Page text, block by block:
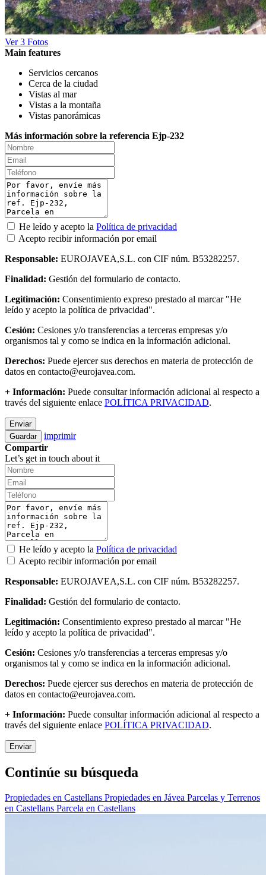
Ver 3 Fotos
Main features
Servicios cercanos
Cerca de la ciudad
Vistas al mar
Vistas a la montaña
Vistas panorámicas
Más información sobre la referencia Ejp-232
He leído y acepto la Política de privacidad
Acepto recibir información por email
Responsable: EUROJAVEA,S.L. con CIF núm. B53282257.
Finalidad: Gestión del formulario de contacto.
Legitimación: Consentimiento expreso prestado al marcar "He
leído y acepto la política de privacidad".
Cesión: Cesiones y/o transferencias a terceras empresas y/o
organismos tal y como se indica en la información adicional.
Derechos: Puede ejercer sus derechos en materia de protección de
datos en contacto@eurojavea.com.
+ Información: Puede consultar información adicional al respecto a
través del siguiente enlace POLÍTICA PRIVACIDAD.
Enviar
Guardar
imprimir
Compartir
Let’s get in touch about it
He leído y acepto la Política de privacidad
Acepto recibir información por email
Responsable: EUROJAVEA,S.L. con CIF núm. B53282257.
Finalidad: Gestión del formulario de contacto.
Legitimación: Consentimiento expreso prestado al marcar "He
leído y acepto la política de privacidad".
Cesión: Cesiones y/o transferencias a terceras empresas y/o
organismos tal y como se indica en la información adicional.
Derechos: Puede ejercer sus derechos en materia de protección de
datos en contacto@eurojavea.com.
+ Información: Puede consultar información adicional al respecto a
través del siguiente enlace POLÍTICA PRIVACIDAD.
Enviar
Continúe su búsqueda
Propiedades en Castellans Propiedades en Jávea Parcelas y Terrenos
en Castellans Parcela en Castellans